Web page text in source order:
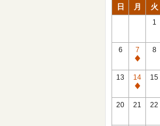
日 月 火
1
6
7
休
館
日
8
13
14
休
館
15
20 21 22